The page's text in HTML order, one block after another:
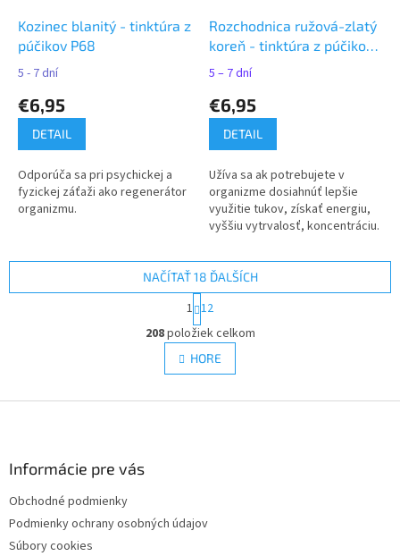
Kozinec blanitý - tinktúra z
púčikov P68
5 - 7 dní
€6,95
DETAIL
Odporúča sa pri psychickej a
fyzickej záťaži ako regenerátor
organizmu.
Rozchodnica ružová-zlatý
koreň - tinktúra z púčikov
P60
5 – 7 dní
€6,95
DETAIL
Užíva sa ak potrebujete v
organizme dosiahnúť lepšie
využitie tukov, získať energiu,
vyššiu vytrvalosť, koncentráciu.
O
v
l
á
k
NAČÍTAŤ 18 ĎALŠÍCH
S
t
r
á
n
k
v
1 12
208položiek celkom
HORE
Informácie pre vás
Obchodné podmienky
Podmienky ochrany osobných údajov
Súbory cookies